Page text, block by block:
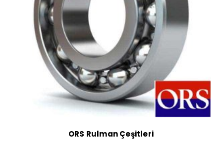
ORS Rulman Çeşitleri